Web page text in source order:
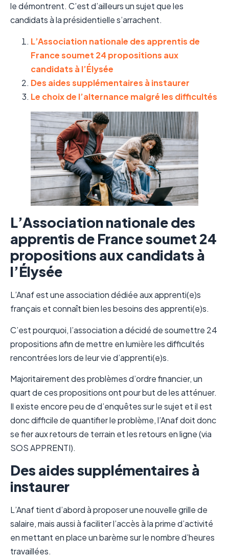
le démontrent. C’est d’ailleurs un sujet que les
candidats à la présidentielle s’arrachent.
L’Association nationale des apprentis de
France soumet 24 propositions aux
candidats à l’Élysée
Des aides supplémentaires à instaurer
Le choix de l’alternance malgré les difficultés
L’Association nationale des
apprentis de France soumet 24
propositions aux candidats à
l’Élysée
L’Anaf est une association dédiée aux apprenti(e)s
français et connaît bien les besoins des apprenti(e)s.
C’est pourquoi, l’association a décidé de soumettre 24
propositions afin de mettre en lumière les difficultés
rencontrées lors de leur vie d’apprenti(e)s.
Majoritairement des problèmes d’ordre financier, un
quart de ces propositions ont pour but de les atténuer.
Il existe encore peu de d’enquêtes sur le sujet et il est
donc difficile de quantifier le problème, l’Anaf doit donc
se fier aux retours de terrain et les retours en ligne (via
SOS APPRENTI).
Des aides supplémentaires à
instaurer
L’Anaf tient d’abord à proposer une nouvelle grille de
salaire, mais aussi à faciliter l’accès à la prime d’activité
en mettant en place un barème sur le nombre d’heures
travaillées.